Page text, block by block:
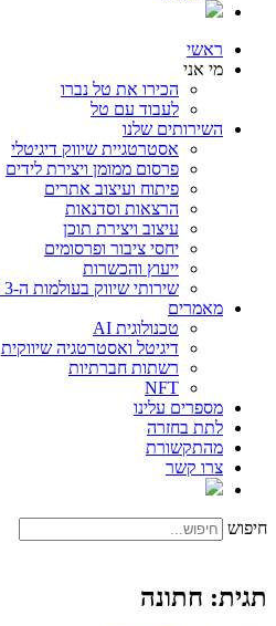
ראשי
מי אני
הכירו את טל נברו
לעבוד עם טל
השירותים שלנו
אסטרטגיית שיווק דיגיטלי
פרסום ממומן ויצירת לידים
פיתוח ועיצוב אתרים
הרצאות וסדנאות
עיצוב ויצירת תוכן
יחסי ציבור ופרסומים
ייעוץ והכשרות
שירותי שיווק בעולמות ה-WEB 3 וה-NFT
מאמרים
טכנולוגית AI
דיגיטל ואסטרטגיה שיווקית
רשתות חברתיות
NFT
מספרים עלינו
לתת בחזרה
מהתקשורת
צרו קשר
חיפוש
תגית: חתונה